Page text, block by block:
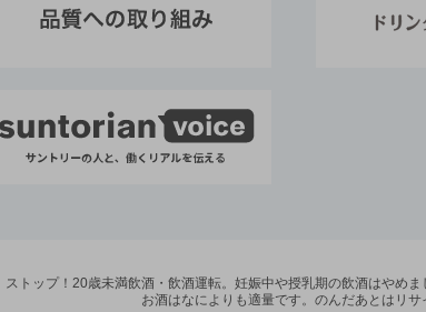
ストップ！20歳未満飲酒・飲酒運転。 妊娠中や授乳期の飲酒はやめま
お酒はなによりも適量です。 のんだあとはリサ